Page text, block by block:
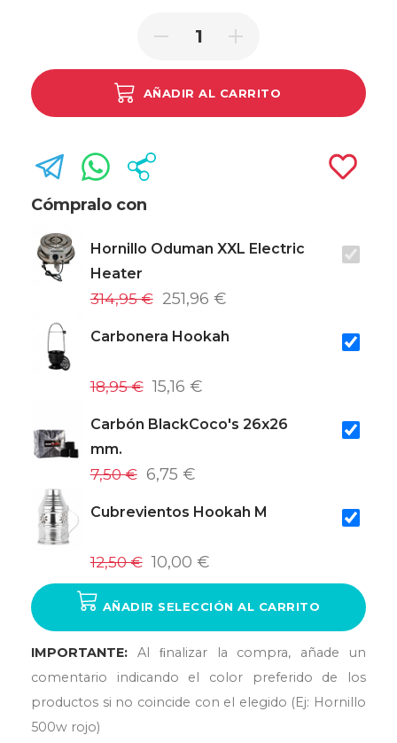
AÑADIR AL CARRITO
Cómpralo con
Hornillo Oduman XXL Electric
Heater
314,95 € 251,96 €
Carbonera Hookah
18,95 € 15,16 €
Carbón BlackCoco's 26x26
mm.
7,50 € 6,75 €
Cubrevientos Hookah M
12,50 € 10,00 €
AÑADIR SELECCIÓN AL CARRITO
IMPORTANTE: Al ﬁnalizar la compra, añade un
comentario indicando el color preferido de los
productos si no coincide con el elegido (Ej: Hornillo
500w rojo)